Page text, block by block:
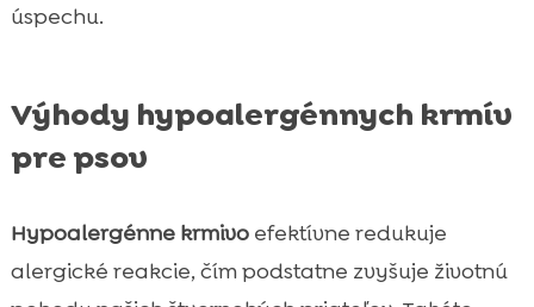
úspechu.
Výhody hypoalergénnych krmív
pre psov
Hypoalergénne krmivoefektívne redukuje
alergické reakcie, čím podstatne zvyšuje životnú